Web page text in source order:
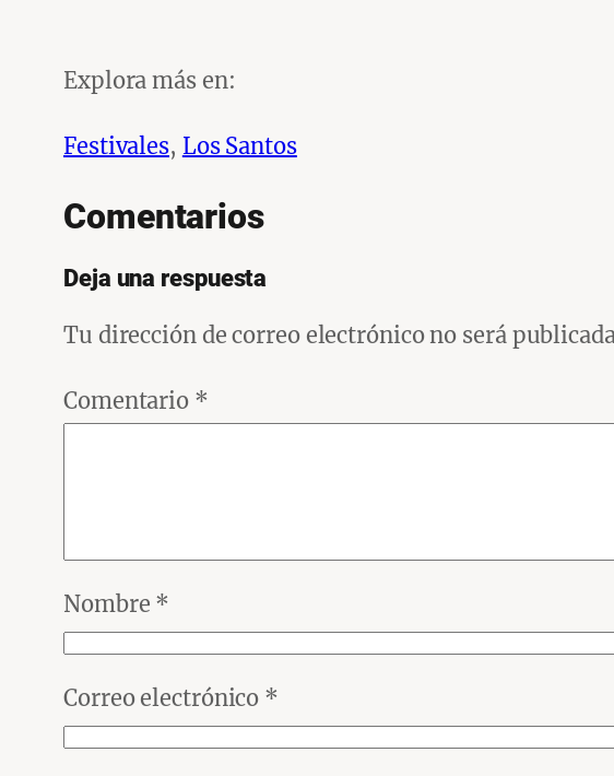
Explora más en:
Festivales, Los Santos
Comentarios
Deja una respuesta
Tu dirección de correo electrónico no será
Comentario *
Nombre *
Correo electrónico *